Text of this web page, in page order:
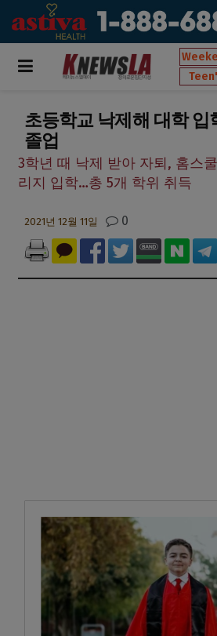
초등학교 낙제해 대학 입
졸업
3학년 때 낙제 받아 자퇴, 홈스
리지 입학…총 5개 학위 취득
2021년 12월 11일 0